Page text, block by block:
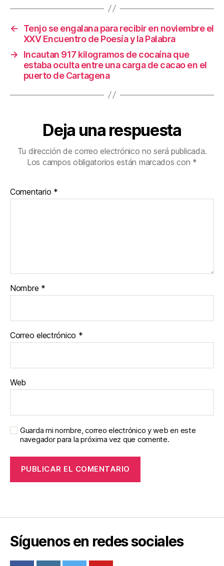
o
k
←
Tenjo se engalana para recibir en noviembre el
XXV Encuentro de Poesía y la Palabra
→
Incautan 917 kilogramos de cocaína que
estaba oculta entre una carga de cacao en el
puerto de Cartagena
Deja una respuesta
Tu dirección de correo electrónico no será publicada.
Los campos obligatorios están marcados con *
Comentario *
Nombre *
Correo electrónico *
Web
Guarda mi nombre, correo electrónico y web en este
navegador para la próxima vez que comente.
Síguenos en redes sociales